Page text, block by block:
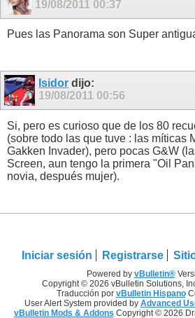
19/08/2011 00:37
Pues las Panorama son Super
Isidor dijo:
19/08/2011 00:56
Si, pero es curioso que de los 80
(sobre todo las que tuve : las míticas
Gakken Invader), pero pocas G&W
Screen, aun tengo la primera "Oil
novia, después mujer).
Iniciar sesión Registrarse
Powered by vBulletin®
Copyright © 2026 vBulletin Solutions,
Traducción por vBulletin Hispano
User Alert System provided by Advanced
vBulletin Mods & Addons Copyright © 2026